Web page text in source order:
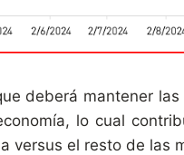
deberá mantener
lo cual
versus el resto de las